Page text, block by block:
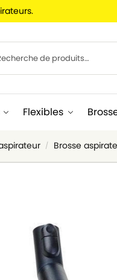
Flexibles
/ Brosse